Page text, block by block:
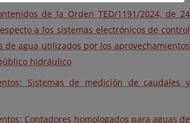
de la Orden TED/1191/2024, de 24
a los sistemas electrónicos de control
de agua utilizados por los aprovechamientos
hidráulico
Sistemas de medición de caudales y
Contadores homologados para aguas de